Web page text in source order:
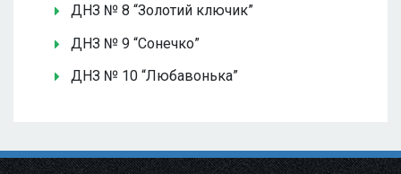
ДНЗ № 8 “Золотий ключик”
ДНЗ № 9 “Сонечко”
ДНЗ № 10 “Любавонька”